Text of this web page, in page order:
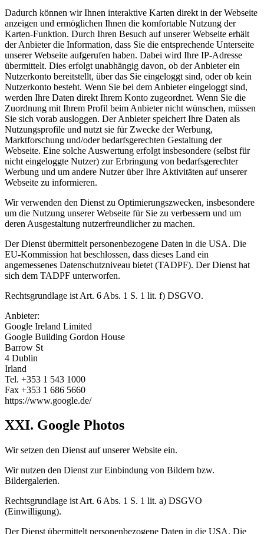
Dadurch können wir Ihnen interaktive Karten direkt in der Webseite
anzeigen und ermöglichen Ihnen die komfortable Nutzung der
Karten-Funktion. Durch Ihren Besuch auf unserer Webseite erhält
der Anbieter die Information, dass Sie die entsprechende Unterseite
unserer Webseite aufgerufen haben. Dabei wird Ihre IP-Adresse
übermittelt. Dies erfolgt unabhängig davon, ob der Anbieter ein
Nutzerkonto bereitstellt, über das Sie eingeloggt sind, oder ob kein
Nutzerkonto besteht. Wenn Sie bei dem Anbieter eingeloggt sind,
werden Ihre Daten direkt Ihrem Konto zugeordnet. Wenn Sie die
Zuordnung mit Ihrem Profil beim Anbieter nicht wünschen, müssen
Sie sich vorab ausloggen. Der Anbieter speichert Ihre Daten als
Nutzungsprofile und nutzt sie für Zwecke der Werbung,
Marktforschung und/oder bedarfsgerechten Gestaltung der
Webseite. Eine solche Auswertung erfolgt insbesondere (selbst für
nicht eingeloggte Nutzer) zur Erbringung von bedarfsgerechter
Werbung und um andere Nutzer über Ihre Aktivitäten auf unserer
Webseite zu informieren.
Wir verwenden den Dienst zu Optimierungszwecken, insbesondere
um die Nutzung unserer Webseite für Sie zu verbessern und um
deren Ausgestaltung nutzerfreundlicher zu machen.
Der Dienst übermittelt personenbezogene Daten in die USA. Die
EU-Kommission hat beschlossen, dass dieses Land ein
angemessenes Datenschutzniveau bietet (TADPF). Der Dienst hat
sich dem TADPF unterworfen.
Rechtsgrundlage ist Art. 6 Abs. 1 S. 1 lit. f) DSGVO.
Anbieter:
Google Ireland Limited
Google Building Gordon House
Barrow St
4 Dublin
Irland
Tel. +353 1 543 1000
Fax +353 1 686 5660
https://www.google.de/
XXI. Google Photos
Wir setzen den Dienst auf unserer Website ein.
Wir nutzen den Dienst zur Einbindung von Bildern bzw.
Bildergalerien.
Rechtsgrundlage ist Art. 6 Abs. 1 S. 1 lit. a) DSGVO
(Einwilligung).
Der Dienst übermittelt personenbezogene Daten in die USA. Die